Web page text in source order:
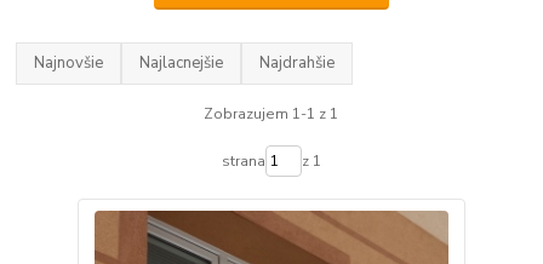
Najnovšie Najlacnejšie Najdrahšie
Zobrazujem 1-1 z 1
strana z 1